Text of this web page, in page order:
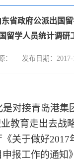
省政府公派出国
留学人员统计调研
： 发布日期：2017-
对接青岛港集
教育走出去战
关于做好2017
报工作的通知